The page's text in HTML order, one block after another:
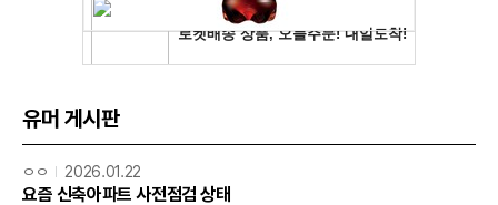
유머 게시판
ㅇㅇ 2026.01.22
요즘 신축아파트 사전점검 상태